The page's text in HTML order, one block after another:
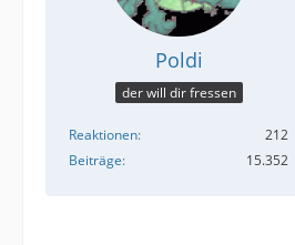
Poldi
der will dir fressen
Reaktionen
212
Beiträge
15.352